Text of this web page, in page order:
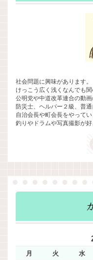
社会問題に興味があります。
けっこう広く浅くなんでも関
公明党や中道改革連合の動
防災士、ヘルパー２級、普
自治会長や町会長をやってい
釣りやドラムや写真撮影が好
月 火 水